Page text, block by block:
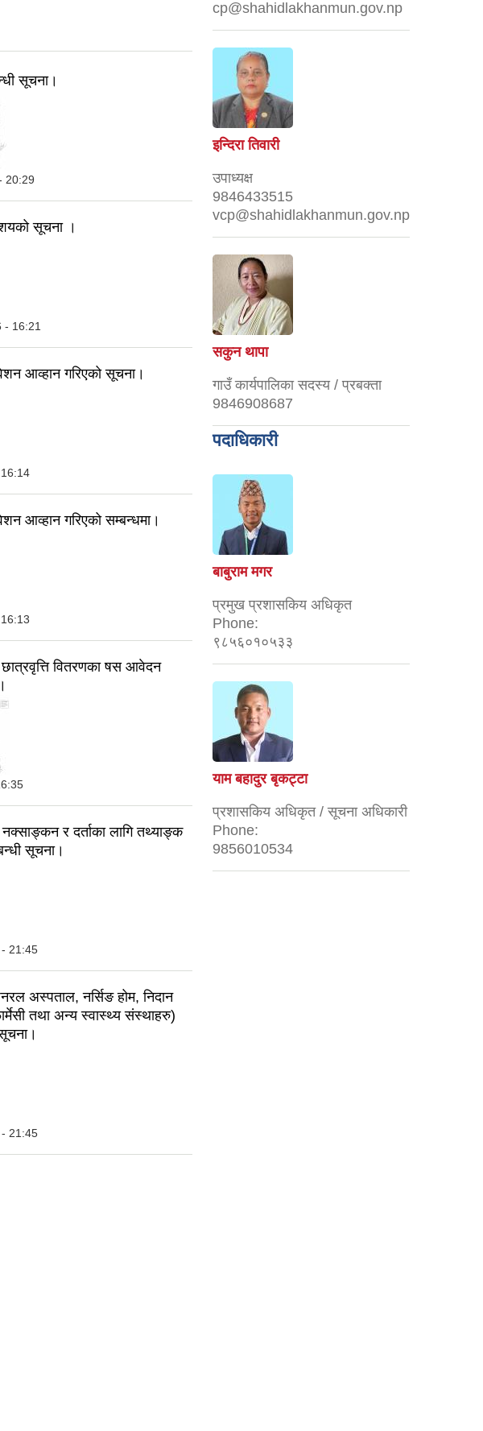
सूचना।
20:29
सूचना ।
- 16:21
आव्हान गरिएको सूचना।
आव्हान गरिएको सम्बन्धमा।
वितरणका षस आवेदन
र दर्ताका लागि तथ्याङ्क
सूचना।
21:45
अस्पताल, नर्सिङ होम, निदान
तथा अन्य स्वास्थ्य संस्थाहरु)
21:45
cp@shahidlakhanmun.gov.np
इन्दिरा तिवारी
उपाध्यक्ष
9846433515
vcp@shahidlakhanmun.gov.np
सकुन थापा
गाउँ कार्यपालिका सदस्य / प्रबक्ता
9846908687
पदाधिकारी
बाबुराम मगर
प्रमुख प्रशासकिय अधिकृत
Phone:
९८५६०१०५३३
याम बहादुर बृकट्टा
प्रशासकिय अधिकृत / सूचना अधिकारी
Phone:
9856010534